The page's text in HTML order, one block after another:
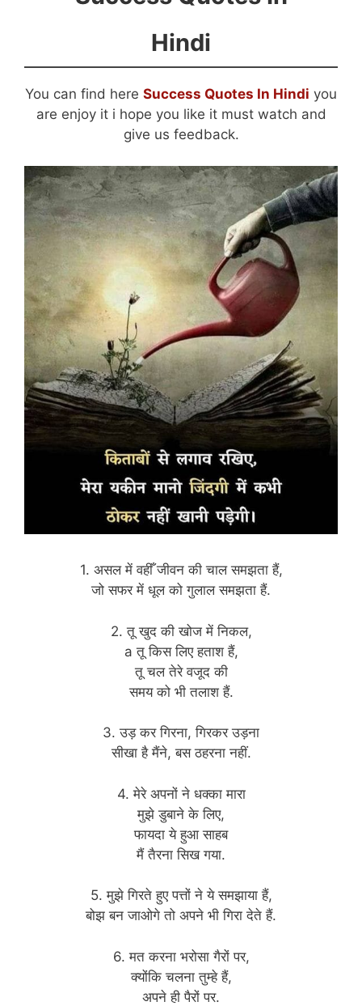
Hindi
You can find here Success Quotes In Hindi you
are enjoy it i hope you like it must watch and
give us feedback.
1. असल में वहीँ जीवन की चाल समझता हैं,
जो सफर में धूल को गुलाल समझता हैं.
2. तू खुद की खोज में निकल,
a तू किस लिए हताश हैं,
तू चल तेरे वजूद की
समय को भी तलाश हैं.
3. उड़ कर गिरना, गिरकर उड़ना
सीखा है मैंने, बस ठहरना नहीं.
4. मेरे अपनों ने धक्का मारा
मुझे डुबाने के लिए,
फायदा ये हुआ साहब
मैं तैरना सिख गया.
5. मुझे गिरते हुए पत्तों ने ये समझाया हैं,
बोझ बन जाओगे तो अपने भी गिरा देते हैं.
6. मत करना भरोसा गैरों पर,
क्योंकि चलना तुम्हे हैं,
अपने ही पैरों पर.